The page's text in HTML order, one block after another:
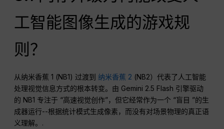
工智能图像生成的游戏规
则？
从纳米香蕉 1 (NB1) 过渡到 纳米香蕉 2 (NB2）代表了人工智能
处理视觉信息方式的根本转变。由 Gemini 2.5 Flash 引擎驱动
的 NB1 专注于 “高速视觉创作”，但它经常作为一个 “盲目 ”的生
成器运行--根据统计模式生成像素，而没有对场景物理的真正语
义理解。.